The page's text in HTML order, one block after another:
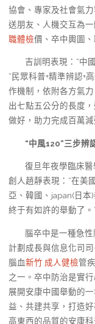
協會、專家及社會氣
送朋友、人機交互為
職體檢價、卒中輿圖
吉訓明表現：“中
“民眾科普+精準辨認+
作機制，依附各方氣
出七點五公分的長度
做好，助力完成百萬減
“中風120”三步辨
復旦年夜學臨床醫
創人趙靜表現：“在美
亞、韓國、japan(日
終于有如許的舉動了。
腦卒中是一種急
計劃成長與信息化司
腦血新竹 成人健檢管
之一。卒中防治是實
展開安康中國舉動的
益、共建共享，打造
高東西的品質的安康